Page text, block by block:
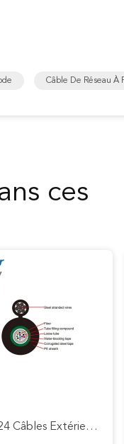
Câble De Réseau À
ces
GYXTC8S 12 24 Câbles Extérieurs De Correction De Fibre Du Noyau G652D Autosuffisants